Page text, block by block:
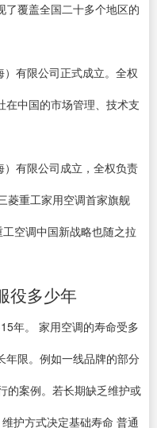
了覆盖全国二十多个地区的
有限公司正式成立。全权
在中国的市场管理、技术支
有限公司成立，全权负责
菱重工家用空调首家旗舰
空调中国新战略也随之拉
役多少年
年。 家用空调的寿命受多
年限。例如一线品牌的部分
的案例。若长期缺乏维护或
护方式决定基础寿命 普通